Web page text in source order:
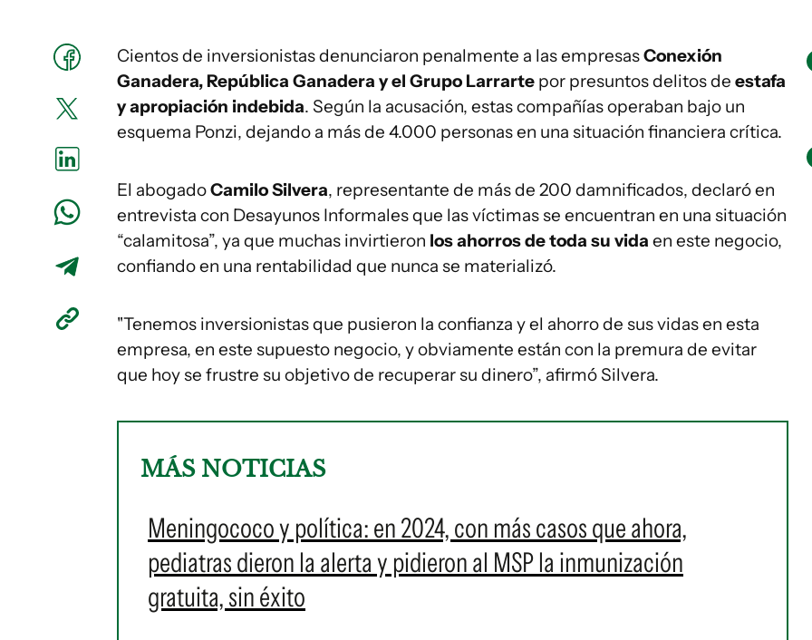
Cientos de inversionistas denunciaron penalmente a las empresasConexión
Ganadera, República Ganadera y el Grupo Larrarte por presuntos delitos de estafa
y apropiación indebida. Según la acusación, estas compañías operaban bajo un
esquema Ponzi, dejando a más de 4.000 personas en una situación financiera crítica.
El abogadoCamilo Silvera, representante de más de 200 damnificados, declaró en
entrevista con Desayunos Informales que las víctimas se encuentran en una situación
“calamitosa”, ya que muchas invirtieron los ahorros de toda su vida en este negocio,
confiando en una rentabilidad que nunca se materializó.
"Tenemos inversionistas que pusieron la confianza y el ahorro de sus vidas en esta
empresa, en este supuesto negocio, y obviamente están con la premura de evitar
que hoy se frustre su objetivo de recuperar su dinero”, afirmó Silvera.
MÁS NOTICIAS
Meningococo y política: en 2024, con más casos que ahora,
pediatras dieron la alerta y pidieron al MSP la inmunización
gratuita, sin éxito